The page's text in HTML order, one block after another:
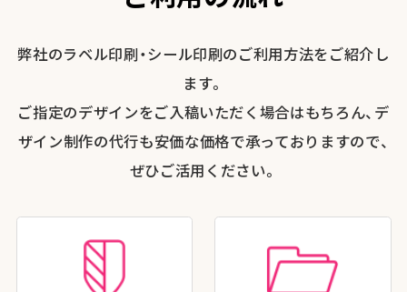
弊社のラベル印刷・シール印刷のご利用方法をご紹介し
ます。
ご指定のデザインをご入稿いただく場合はもちろん、デ
ザイン制作の代行も安価な価格で承っておりますので、
ぜひご活用ください。